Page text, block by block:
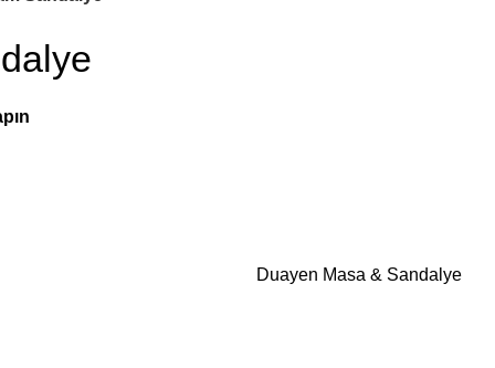
Duayen Masa & Sandalye